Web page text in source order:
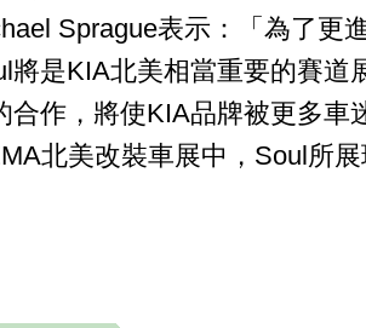
Sprague表示：「為了更
將是KIA北美相當重要的賽道
合作，將使KIA品牌被更多車
北美改裝車展中，Soul所